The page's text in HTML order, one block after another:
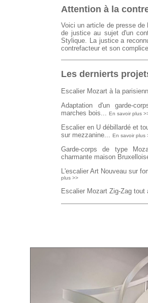
Attention à la
Voici un article de presse de
de justice au sujet d'un
Stylique. La justice a
contrefacteur et son
Les dernierts
Escalier Mozart à la
Adaptation d'un garde-
marches bois...
En savoir plus
Escalier en U débillardé et
sur mezzanine...
En savoir plus
Garde-corps de type
charmante maison
L'escalier Art Nouveau sur
plus >>
Escalier Mozart Zig-Zag tout